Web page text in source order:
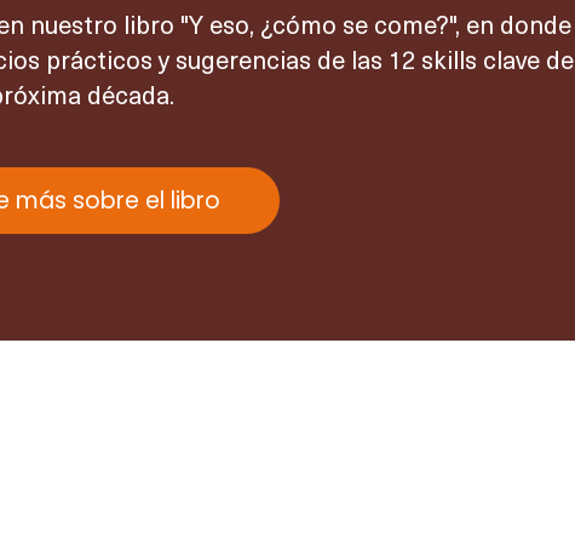
nuestro libro "Y eso, ¿cómo se come?", en donde
prácticos y sugerencias de las 12 skills clave de
década.
más sobre el libro